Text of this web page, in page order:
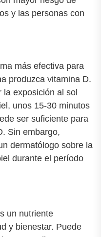
y las personas con
más efectiva para
produzca vitamina D.
la exposición al sol
unos 15-30 minutos
ser suficiente para
Sin embargo,
dermatólogo sobre la
durante el período
un nutriente
y bienestar. Puede